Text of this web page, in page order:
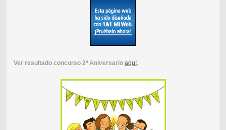
Ver resultado concurso 2º Aniversario aquí.